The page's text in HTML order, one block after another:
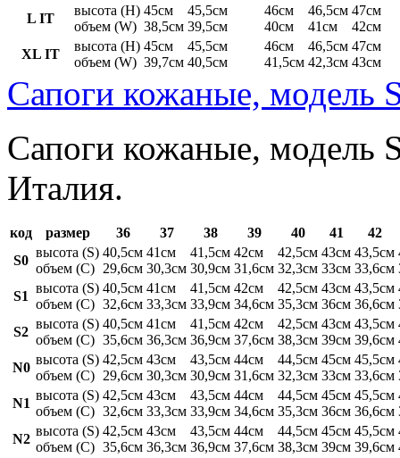
L IT
высота (H)
объем (W)
45см
38,5см
45,5см
39,5см
46см
40см
46,5см
41см
47см
42см
XL IT
высота (H)
объем (W)
45см
39,7см
45,5см
40,5см
46см
41,5см
46,5см
42,3см
47см
43см
Сапоги кожаные, модель
Сапоги кожаные, модель
Италия.
код размер 36 37 38 39 40 41
42
S0
высота (S)
объем (C)
40,5см
29,6см
41см
30,3см
41,5см
30,9см
42см
31,6см
42,5см
32,3см
43см
33см
43,5см
33,6см
S1
высота (S)
объем (C)
40,5см
32,6см
41см
33,3см
41,5см
33,9см
42см
34,6см
42,5см
35,3см
43см
36см
43,5см
36,6см
S2
высота (S)
объем (C)
40,5см
35,6см
41см
36,3см
41,5см
36,9см
42см
37,6см
42,5см
38,3см
43см
39см
43,5см
39,6см
N0
высота (S)
объем (C)
42,5см
29,6см
43см
30,3см
43,5см
30,9см
44см
31,6см
44,5см
32,3см
45см
33см
45,5см
33,6см
N1
высота (S)
объем (C)
42,5см
32,6см
43см
33,3см
43,5см
33,9см
44см
34,6см
44,5см
35,3см
45см
36см
45,5см
36,6см
N2
высота (S)
объем (C)
42,5см
35,6см
43см
36,3см
43,5см
36,9см
44см
37,6см
44,5см
38,3см
45см
39см
45,5см
39,6см